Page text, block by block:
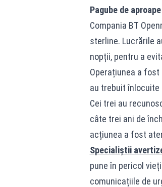
Pagube de
Compania BT
sterline. Lucrările
nopții, pentru a
Operațiunea a
au trebuit înlocuite
Cei trei au
câte trei ani de
acțiunea a fost
Specialiștii
pune în pericol
comunicațiile de